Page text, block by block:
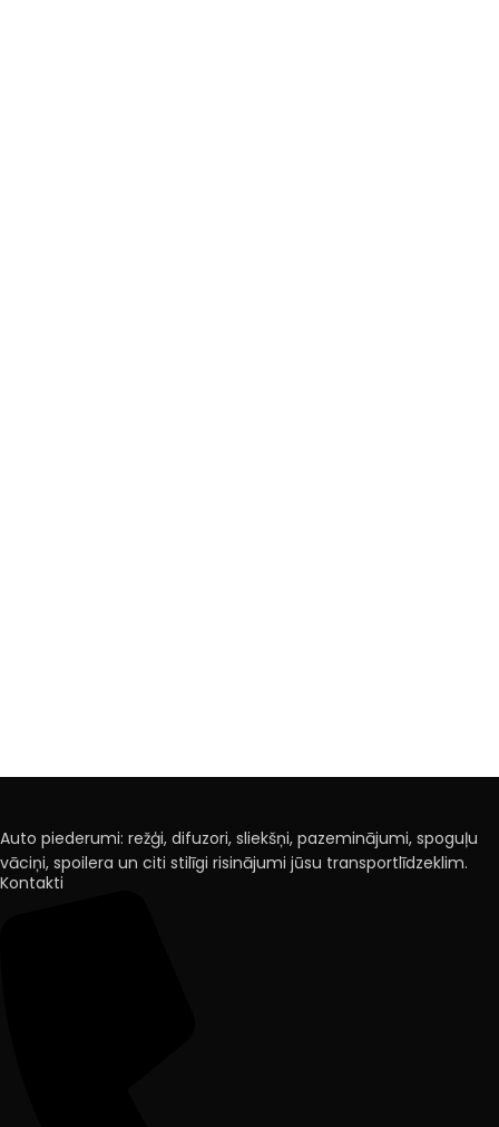
Auto piederumi: režģi, difuzori, sliekšņi, pazeminājumi, spoguļu
vāciņi, spoilera un citi stilīgi risinājumi jūsu transportlīdzeklim.
Kontakti